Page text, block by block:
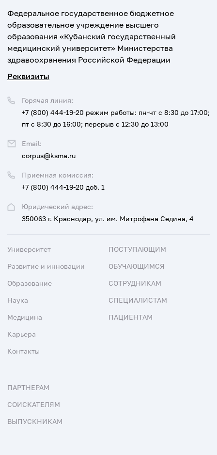
Федеральное государственное бюджетное
образовательное учреждение высшего
образования «Кубанский государственный
медицинский университет» Министерства
здравоохранения Российской Федерации
Реквизиты
Юридический адрес:
350063 г. Краснодар, ул. им. Митрофана Седина, 4
Приемная комиссия:
+7 (800) 444-19-20 доб. 1
Горячая линия:
+7 (800) 444-19-20 режим работы: пн-чт с 8:30 до 17:00;
пт с 8:30 до 16:00; перерыв с 12:30 до 13:00
Email:
corpus@ksma.ru
Университет
Развитие и инновации
Образование
Наука
Медицина
Карьера
Контакты
ПОСТУПАЮЩИМ
ОБУЧАЮЩИМСЯ
СОТРУДНИКАМ
СПЕЦИАЛИСТАМ
ПАЦИЕНТАМ
ПАРТНЕРАМ
СОИСКАТЕЛЯМ
ВЫПУСКНИКАМ